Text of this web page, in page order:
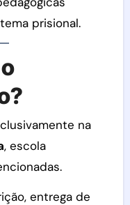
prisional.
na
, escola
entrega de